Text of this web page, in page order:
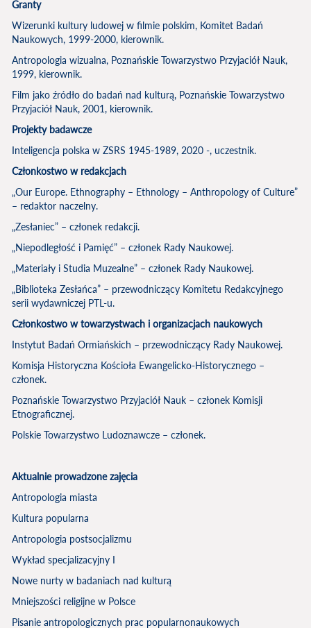
Granty
Wizerunki kultury ludowej w filmie polskim, Komitet Badań
Naukowych, 1999-2000, kierownik.
Antropologia wizualna, Poznańskie Towarzystwo Przyjaciół Nauk,
1999, kierownik.
Film jako źródło do badań nad kulturą, Poznańskie Towarzystwo
Przyjaciół Nauk, 2001, kierownik.
Projekty badawcze
Inteligencja polska w ZSRS 1945-1989, 2020 -, uczestnik.
Członkostwo w redakcjach
„Our Europe. Ethnography – Ethnology – Anthropology of Culture”
– redaktor naczelny.
„Zesłaniec” – członek redakcji.
„Niepodległość i Pamięć” – członek Rady Naukowej.
„Materiały i Studia Muzealne” – członek Rady Naukowej.
„Biblioteka Zesłańca” – przewodniczący Komitetu Redakcyjnego
serii wydawniczej PTL-u.
Członkostwo w towarzystwach i organizacjach naukowych
Instytut Badań Ormiańskich – przewodniczący Rady Naukowej.
Komisja Historyczna Kościoła Ewangelicko-Historycznego –
członek.
Poznańskie Towarzystwo Przyjaciół Nauk – członek Komisji
Etnograficznej.
Polskie Towarzystwo Ludoznawcze – członek.
Aktualnie prowadzone zajęcia
Antropologia miasta
Kultura popularna
Antropologia postsocjalizmu
Wykład specjalizacyjny I
Nowe nurty w badaniach nad kulturą
Mniejszości religijne w Polsce
Pisanie antropologicznych prac popularnonaukowych